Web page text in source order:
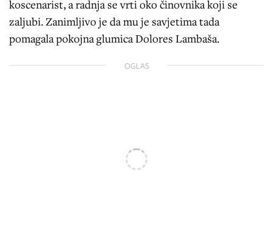
koscenarist, a radnja se vrti oko činovnika koji se
zaljubi. Zanimljivo je da mu je savjetima tada
pomagala pokojna glumica Dolores Lambaša.
OGLAS